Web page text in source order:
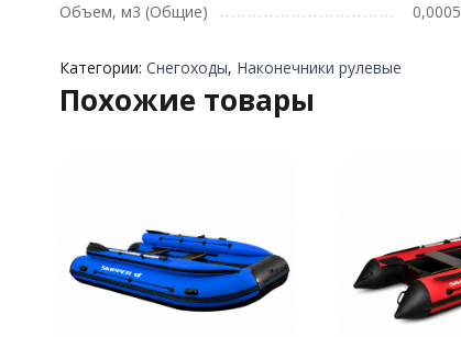
Объем, м3 (Общие)
0,0005
Категории: Снегоходы, Наконечники рулевые
Похожие товары